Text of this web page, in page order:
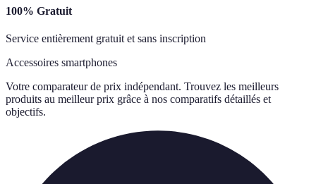
100% Gratuit
Service entièrement gratuit et sans inscription
Accessoires smartphones
Votre comparateur de prix indépendant. Trouvez les meilleurs
produits au meilleur prix grâce à nos comparatifs détaillés et
objectifs.